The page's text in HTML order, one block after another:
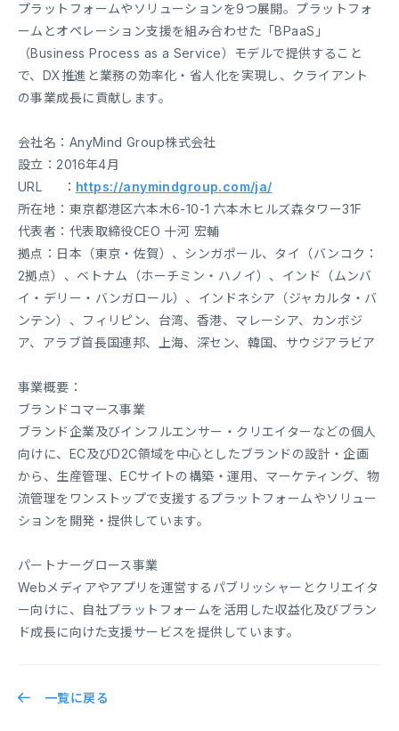
プラットフォームやソリューションを9つ展開。プラットフォ
ームとオペレーション支援を組み合わせた「BPaaS」
（Business Process as a Service）モデルで提供すること
で、DX推進と業務の効率化・省人化を実現し、クライアント
の事業成長に貢献します。
会社名：AnyMind Group株式会社
設立：2016年4月
URL ： https://anymindgroup.com/ja/
所在地：東京都港区六本木6-10-1 六本木ヒルズ森タワー31F
代表者：代表取締役CEO 十河 宏輔
拠点：日本（東京・佐賀）、シンガポール、タイ（バンコク：
2拠点）、ベトナム（ホーチミン・ハノイ）、インド（ムンバ
イ・デリー・バンガロール）、インドネシア（ジャカルタ・バ
ンテン）、フィリピン、台湾、香港、マレーシア、カンボジ
ア、アラブ首長国連邦、上海、深セン、韓国、サウジアラビア
事業概要：
ブランドコマース事業
ブランド企業及びインフルエンサー・クリエイターなどの個人
向けに、EC及びD2C領域を中心としたブランドの設計・企画
から、生産管理、ECサイトの構築・運用、マーケティング、物
流管理をワンストップで支援するプラットフォームやソリュー
ションを開発・提供しています。
パートナーグロース事業
Webメディアやアプリを運営するパブリッシャーとクリエイタ
ー向けに、自社プラットフォームを活用した収益化及びブラン
ド成長に向けた支援サービスを提供しています。
一覧に戻る